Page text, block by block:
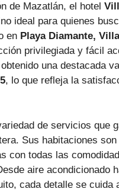
de Mazatlán, el hotel
ideal para quienes
en Playa Diamante,
privilegiada y fácil
una destacada
, lo que refleja la
de servicios que
Sus habitaciones
con todas las
aire acondicionado
cada detalle se cuida